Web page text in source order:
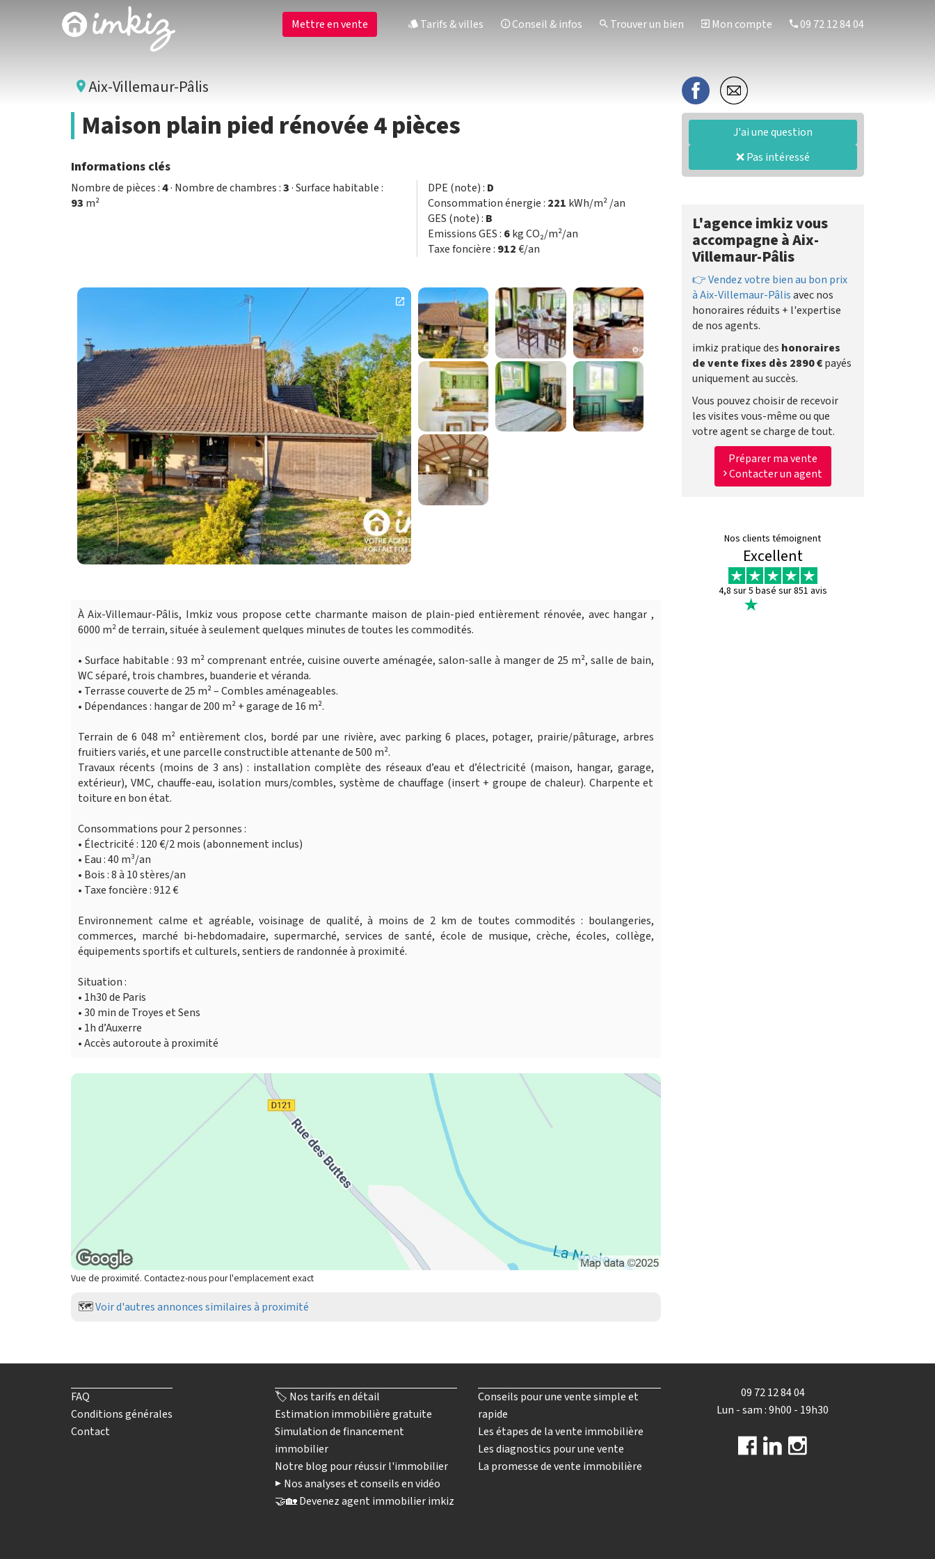
Mettre en vente Tarifs & villes Conseil & infos Trouver un bien Mon compte 09 72 12 84 04
Aix-Villemaur-Pâlis
Maison plain pied rénovée 4 pièces
Informations clés
Nombre de pièces :4· Nombre de chambres :3· Surface habitable :
93 m²
DPE (note) : D
Consommation énergie : 221 kWh/m² /an
GES (note) : B
Emissions GES : 6kg CO₂/m²/an
Taxe foncière : 912€/an
À Aix-Villemaur-Pâlis, Imkiz vous propose cette charmante maison de plain-pied entièrement rénovée, avec hangar ,
6000 m² de terrain, située à seulement quelques minutes de toutes les commodités.
• Surface habitable : 93 m² comprenant entrée, cuisine ouverte aménagée, salon-salle à manger de 25 m², salle de bain,
WC séparé, trois chambres, buanderie et véranda.
• Terrasse couverte de 25 m² – Combles aménageables.
• Dépendances : hangar de 200 m² + garage de 16 m².
Terrain de 6 048 m² entièrement clos, bordé par une rivière, avec parking 6 places, potager, prairie/pâturage, arbres
fruitiers variés, et une parcelle constructible attenante de 500 m².
Travaux récents (moins de 3 ans) : installation complète des réseaux d’eau et d’électricité (maison, hangar, garage,
extérieur), VMC, chauffe-eau, isolation murs/combles, système de chauffage (insert + groupe de chaleur). Charpente et
toiture en bon état.
Consommations pour 2 personnes :
• Électricité : 120 €/2 mois (abonnement inclus)
• Eau : 40 m³/an
• Bois : 8 à 10 stères/an
• Taxe foncière : 912 €
Environnement calme et agréable, voisinage de qualité, à moins de 2 km de toutes commodités : boulangeries,
commerces, marché bi-hebdomadaire, supermarché, services de santé, école de musique, crèche, écoles, collège,
équipements sportifs et culturels, sentiers de randonnée à proximité.
Situation :
• 1h30 de Paris
• 30 min de Troyes et Sens
• 1h d’Auxerre
• Accès autoroute à proximité
Vue de proximité. Contactez-nous pour l'emplacement exact
🗺️Voir d'autres annonces similaires à proximité
J'ai une question
❌ Pas intéressé
L'agence imkiz vous
accompagne à Aix-
Villemaur-Pâlis
👉 Vendez votre bien au bon prix
à Aix-Villemaur-Pâlisavec nos
honoraires réduits + l'expertise
de nos agents.
imkiz pratique des honoraires
de vente fixes dès 2890 €payés
uniquement au succès.
Vous pouvez choisir de recevoir
les visites vous-même ou que
votre agent se charge de tout.
Préparer ma vente
Contacter un agent
Nos clients témoignent
Excellent
4,8 sur 5 basé sur 851 avis
FAQ
Conditions générales
Contact
🏷️ Nos tarifs en détail
Estimation immobilière gratuite
Simulation de financement
immobilier
Notre blog pour réussir l'immobilier
▶️ Nos analyses et conseils en vidéo
🤝🏡 Devenez agent immobilier imkiz
Conseils pour une vente simple et
rapide
Les étapes de la vente immobilière
Les diagnostics pour une vente
La promesse de vente immobilière
09 72 12 84 04
Lun - sam : 9h00 - 19h30